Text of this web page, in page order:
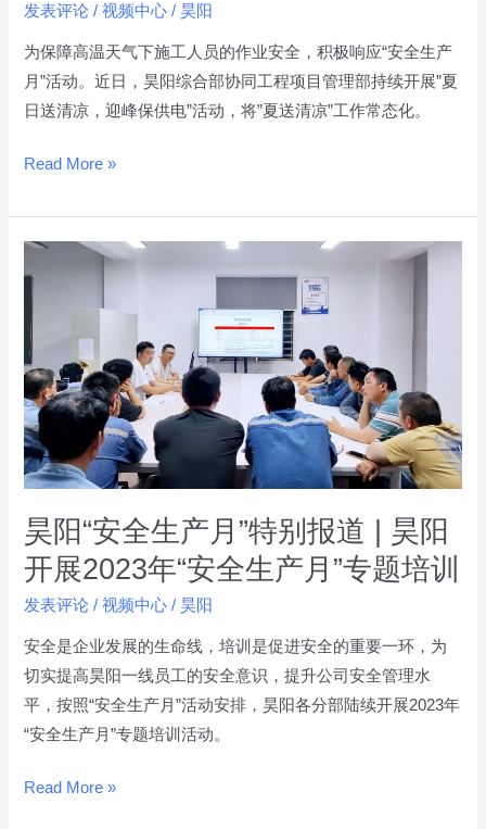
发表评论 /视频中心 / 昊阳
为保障高温天气下施工人员的作业安全，积极响应“安全生产
月”活动。近日，昊阳综合部协同工程项目管理部持续开展”夏
日送清凉，迎峰保供电”活动，将”夏送清凉”工作常态化。
夏
日
送
清
迎
保
供
电
Read More »
昊阳“安全生产月”特别报道 | 昊阳
开展2023年“安全生产月”专题培训
发表评论 /视频中心 / 昊阳
安全是企业发展的生命线，培训是促进安全的重要一环，为
切实提高昊阳一线员工的安全意识，提升公司安全管理水
平，按照“安全生产月”活动安排，昊阳各分部陆续开展2023年
“安全生产月”专题培训活动。
昊
阳
全
生
产
月”
特
别
报
道
|
昊
阳
开
展
2023
“安
Read More »